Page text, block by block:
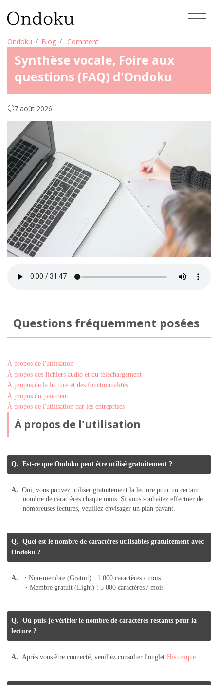
Ondoku Blog Comment
Synthèse vocale, Foire aux
questions (FAQ) d'Ondoku
7 août 2026
Questions fréquemment posées
À propos de l'utilisation
À propos des fichiers audio et du téléchargement
À propos de la lecture et des fonctionnalités
À propos du paiement
À propos de l'utilisation par les entreprises
À propos de l'utilisation
Est-ce que Ondoku peut être utilisé gratuitement ?
Oui, vous pouvez utiliser gratuitement la lecture pour un certain
nombre de caractères chaque mois. Si vous souhaitez effectuer de
nombreuses lectures, veuillez envisager un plan payant.
Quel est le nombre de caractères utilisables gratuitement avec
Ondoku ?
・Non-membre (Gratuit) : 1 000 caractères / mois
・Membre gratuit (Light) : 5 000 caractères / mois
Où puis-je vérifier le nombre de caractères restants pour la
lecture ?
Après vous être connecté, veuillez consulter l'onglet Historique.